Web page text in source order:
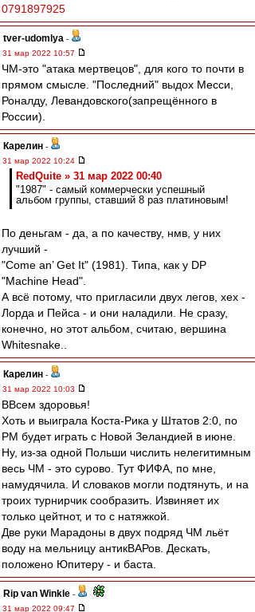
0791897925
tver-udomlya -
31 мар 2022 10:57
ЧМ-это "атака мертвецов", для кого то почти в
прямом смысле. "Последний" выдох Месси,
Роналду, Левандовского(запрещённого в
России).
Карелин -
31 мар 2022 10:24
RedQuite » 31 мар 2022 00:40
"1987" - самый коммерчески успешный
альбом группы, ставший 8 раз платиновым!
По деньгам - да, а по качеству, нмв, у них
лучший -
"Come an’ Get It" (1981). Типа, как у DP
"Machine Head".
А всё потому, что пригласили двух легов, хех -
Лорда и Пейса - и они наладили. Не сразу,
конечно, но этот альбом, считаю, вершина
Whitesnake..
Карелин -
31 мар 2022 10:03
ВВсем здоровья!
Хоть и выиграла Коста-Рика у Штатов 2:0, по
РМ будет играть с Новой Зеландией в июне.
Ну, из-за одной Польши числить нелегитимным
весь ЧМ - это сурово. Тут ФИФА, по мне,
намудячила. И словаков могли подтянуть, и на
троих турнирчик сообразить. Извиняет их
только цейтнот, и то с натяжкой.
Две руки Марадоны в двух подряд ЧМ льёт
воду на мельницу антикВАРов. Дескать,
положено Юпитеру - и баста.
Rip van Winkle -
31 мар 2022 09:47